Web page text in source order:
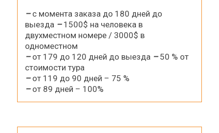
– с момента заказа до 180 дней до
выезда – 1500$ на человека в
двухместном номере / 3000$ в
одноместном
– от 179 до 120 дней до выезда – 50 % от
стоимости тура
– от 119 до 90 дней – 75 %
– от 89 дней – 100%